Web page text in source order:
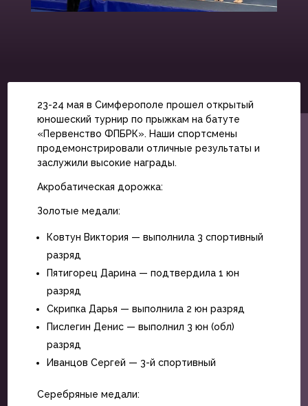
23-24 мая в Симферополе прошел открытый
юношеский турнир по прыжкам на батуте
«Первенство ФПБРК». Наши спортсмены
продемонстрировали отличные результаты и
заслужили высокие награды.
Акробатическая дорожка:
Золотые медали:
Ковтун Виктория — выполнила 3 спортивный
разряд
Пятигорец Дарина — подтвердила 1 юн
разряд
Скрипка Дарья — выполнила 2 юн разряд
Пислегин Денис — выполнил 3 юн (обл)
разряд
Иванцов Сергей — 3-й спортивный
Серебряные медали: